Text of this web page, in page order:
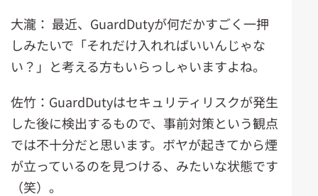
大瀧： 最近、GuardDutyが何だかすごく一押
しみたいで「それだけ入れればいいんじゃな
い？」と考える方もいらっしゃいますよね。
佐竹：GuardDutyはセキュリティリスクが発生
した後に検出するもので、事前対策という観点
では不十分だと思います。ボヤが起きてから煙
が立っているのを見つける、みたいな状態です
（笑）。